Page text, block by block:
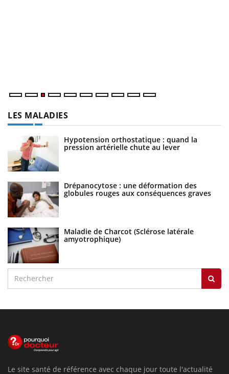
LES MALADIES
Hypotension orthostatique : quand la
pression artérielle chute au lever
Drépanocytose : une déformation des
globules rouges aux conséquences graves
Maladie de Charcot (Sclérose latérale
amyotrophique)
Le site santé de référence avec chaque jour toute l'actualité